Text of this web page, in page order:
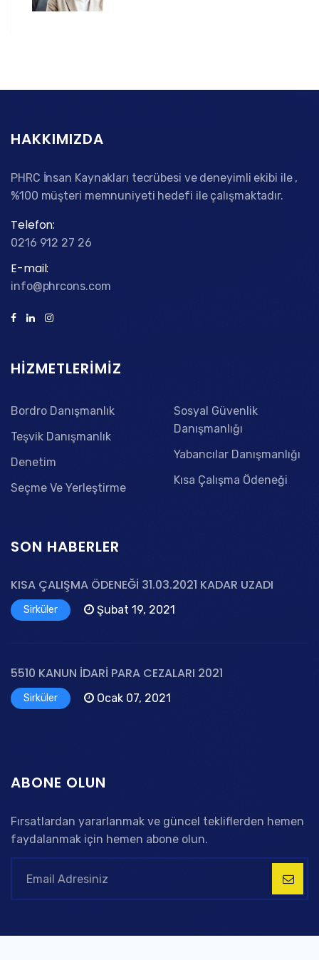
HAKKIMIZDA
PHRC İnsan Kaynakları tecrübesi ve deneyimli ekibi ile ,
%100 müşteri memnuniyeti hedefi ile çalışmaktadır.
Telefon:
0216 912 27 26
E-mail:
info@phrcons.com
HIZMETLERIMIZ
Bordro Danışmanlık
Teşvik Danışmanlık
Denetim
Seçme Ve Yerleştirme
Sosyal Güvenlik
Danışmanlığı
Yabancılar Danışmanlığı
Kısa Çalışma Ödeneği
SON HABERLER
KISA ÇALIŞMA ÖDENEĞİ 31.03.2021 KADAR UZADI
Sirküler Şubat 19, 2021
5510 KANUN İDARİ PARA CEZALARI 2021
Sirküler Ocak 07, 2021
ABONE OLUN
Fırsatlardan yararlanmak ve güncel tekliflerden hemen
faydalanmak için hemen abone olun.